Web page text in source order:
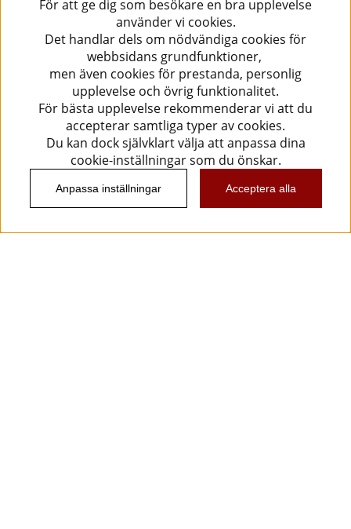
För att ge dig som besökare en bra upplevelse
använder vi cookies.
Det handlar dels om nödvändiga cookies för
webbsidans grundfunktioner,
men även cookies för prestanda, personlig
upplevelse och övrig funktionalitet.
För bästa upplevelse rekommenderar vi att du
accepterar samtliga typer av cookies.
Du kan dock självklart välja att anpassa dina
cookie-inställningar som du önskar.
Anpassa inställningar Acceptera alla